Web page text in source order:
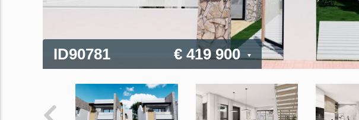
ID90781 € 419 900